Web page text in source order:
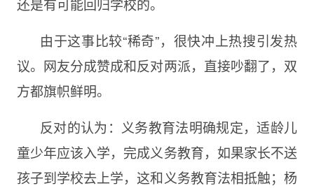
还是有可能回归学校的。
由于这事比较“稀奇”，很快冲上热搜引发热
议。网友分成赞成和反对两派，直接吵翻了，双
方都旗帜鲜明。
反对的认为：义务教育法明确规定，适龄儿
童少年应该入学，完成义务教育，如果家长不送
孩子到学校去上学，这和义务教育法相抵触；杨